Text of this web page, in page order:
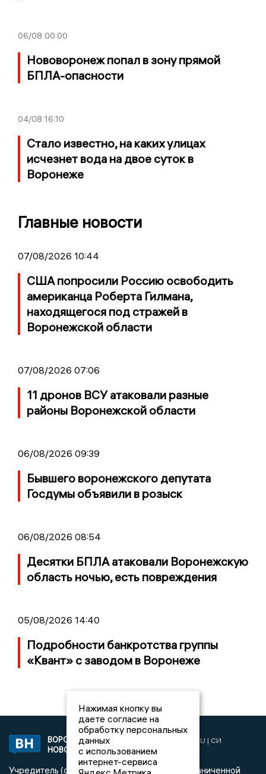
06/08 00:00
Нововоронеж попал в зону прямой
БПЛА-опасности
04/08 16:10
Стало известно, на каких улицах
исчезнет вода на двое суток в
Воронеже
Главные новости
07/08/2026 10:44
США попросили Россию освободить
американца Роберта Гилмана,
находящегося под стражей в
Воронежской области
07/08/2026 07:06
11 дронов ВСУ атаковали разные
районы Воронежской области
06/08/2026 09:39
Бывшего воронежского депутата
Госдумы объявили в розыск
06/08/2026 08:54
Десятки БПЛА атаковали Воронежскую
область ночью, есть повреждения
05/08/2026 14:40
Подробности банкротства группы
«Квант» с заводом в Воронеже
ВОРОНЕЖСКИЕ
НОВОСТИ
2019 © VORONEZHNEWS.RU | СИ
«Воронежские новости»
Учредитель (соучредители): Общество с ограниченной
Нажимая кнопку вы
даете согласие на
обработку персональных
данных
с использованием
интернет-сервиса